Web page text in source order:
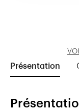
Présentation